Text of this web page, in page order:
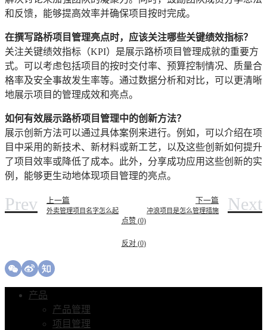
和反馈，能够提高效率并确保项目按时完成。
在撰写路桥项目管理亮点时，应该关注哪些关键绩效指标？
关注关键绩效指标（KPI）是展示路桥项目管理成就的重要方
式。可以考虑包括项目的按时交付率、预算控制情况、质量合
格率及安全事故发生率等。通过数据分析和对比，可以更清晰
地展示项目的管理成效和亮点。
如何有效展示路桥项目管理中的创新方法？
展示创新方法可以通过具体案例来进行。例如，可以介绍在项
目中采用的新技术、新材料或新工艺，以及这些创新如何提升
了项目效率或降低了成本。此外，分享成功应用这些创新的实
例，能够更生动地体现项目管理的亮点。
Prev 上一篇
外卖管理项目名字怎么起
下一篇
冲浪项目是怎么管理措施 Next
点赞 (0)
反对 (0)
产品
产品管理
项目管理